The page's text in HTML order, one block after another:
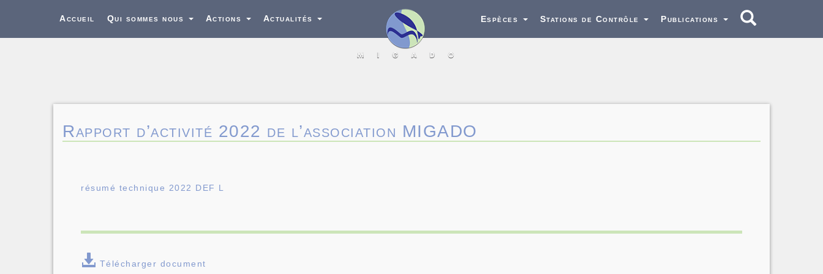
Accueil Qui sommes nous Actions Actualités Espèces Stations de Contrôle Publications
Rapport d’activité 2022 de l’association MIGADO
résumé technique 2022 DEF L
Télécharger document